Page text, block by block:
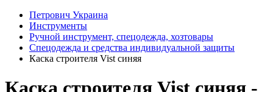
Петрович Украина
Инструменты
Ручной инструмент, спецодежда, хозтовары
Спецодежда и средства индивидуальной защиты
Каска строителя Vist синяя